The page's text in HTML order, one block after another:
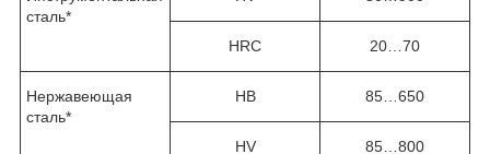
сталь*
HRC 20…70
Нержавеющая
сталь*
HB 85…650
HV 85…800